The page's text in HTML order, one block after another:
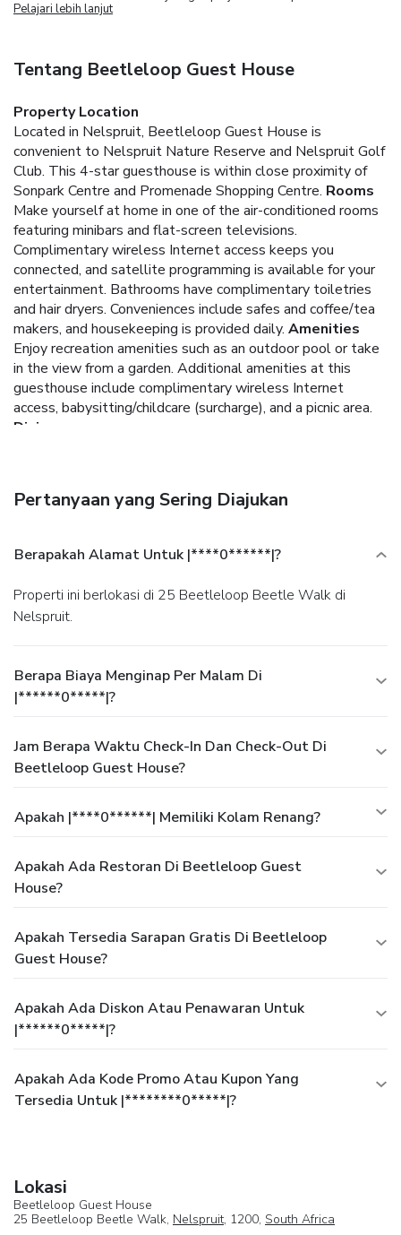
Pelajari lebih lanjut
Tentang Beetleloop Guest House
Property Location
Located in Nelspruit, Beetleloop Guest House is
convenient to Nelspruit Nature Reserve and Nelspruit Golf
Club. This 4-star guesthouse is within close proximity of
Sonpark Centre and Promenade Shopping Centre. Rooms
Make yourself at home in one of the air-conditioned rooms
featuring minibars and flat-screen televisions.
Complimentary wireless Internet access keeps you
connected, and satellite programming is available for your
entertainment. Bathrooms have complimentary toiletries
and hair dryers. Conveniences include safes and coffee/tea
makers, and housekeeping is provided daily. Amenities
Enjoy recreation amenities such as an outdoor pool or take
in the view from a garden. Additional amenities at this
guesthouse include complimentary wireless Internet
access, babysitting/childcare (surcharge), and a picnic area.
Dining
A roundtrip airport shuttle is provided for a surcharge
onsite.
Pertanyaan yang Sering Diajukan
Berapakah Alamat Untuk |****0******|?
Properti ini berlokasi di 25 Beetleloop Beetle Walk di
Nelspruit.
Berapa Biaya Menginap Per Malam Di
|******0*****|?
Jam Berapa Waktu Check-In Dan Check-Out Di
Beetleloop Guest House?
Apakah |****0******| Memiliki Kolam Renang?
Apakah Ada Restoran Di Beetleloop Guest
House?
Apakah Tersedia Sarapan Gratis Di Beetleloop
Guest House?
Apakah Ada Diskon Atau Penawaran Untuk
|******0*****|?
Apakah Ada Kode Promo Atau Kupon Yang
Tersedia Untuk |********0*****|?
Lokasi
Beetleloop Guest House
25 Beetleloop Beetle Walk, Nelspruit, 1200, South Africa